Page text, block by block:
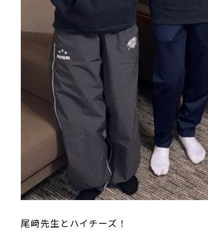
尾﨑先生とハイチーズ！